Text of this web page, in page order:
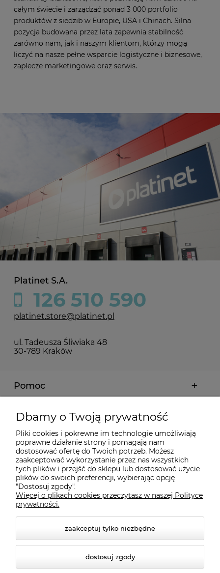
całym świecie i zarządzać ponad 3 000 portfolio
produktów z siedzib w Europie, USA i Chinach. Silna
pozycja budowana przez lata zapewnia stabilność
zarówno nam, jak i naszym klientom, którzy mogą
liczyć na nasze pełne wsparcie logistyczne i biznesowe,
zaplecze marketingowe oraz serwis.
Platinet S.A.
126 510 590
platinet.store@platinet.pl
ul. Tadeusza Śliwiaka 48
30-789 Kraków
Pomoc
Moje konto
Płatności i dostawa
Informacje
O nas
Dbamy o Twoją prywatność
Pliki cookies i pokrewne im technologie umożliwiają
poprawne działanie strony i pomagają nam
dostosować ofertę do Twoich potrzeb. Możesz
zaakceptować wykorzystanie przez nas wszystkich
tych plików i przejść do sklepu lub dostosować użycie
plików do swoich preferencji, wybierając opcję
"Dostosuj zgody".
Więcej o plikach cookies przeczytasz w naszej Polityce
prywatności.
zaakceptuj tylko niezbędne
dostosuj zgody